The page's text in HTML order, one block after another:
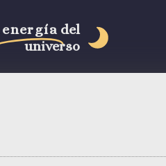
energía del
universo